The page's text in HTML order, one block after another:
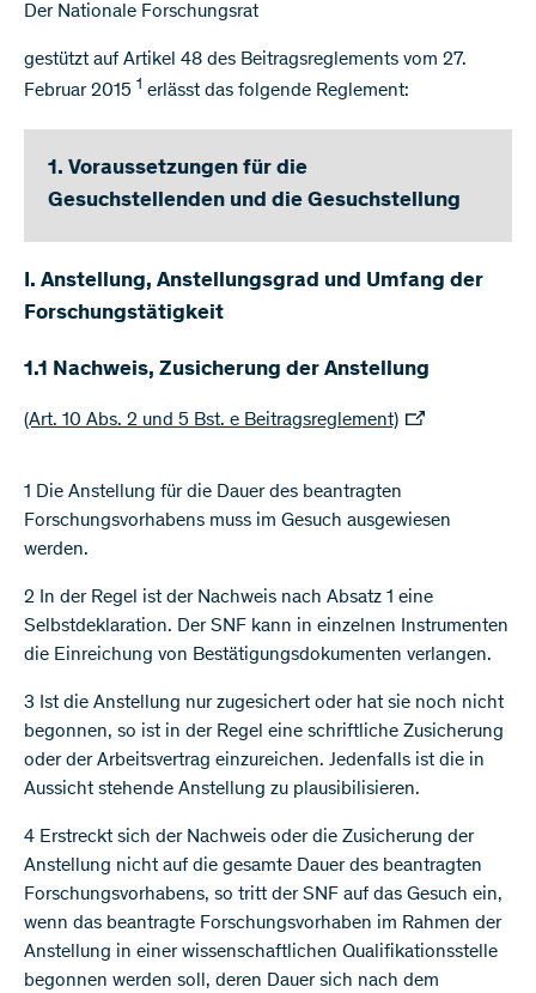
Der Nationale Forschungsrat
gestützt auf Artikel 48 des Beitragsreglements vom 27.
Februar 2015 1 erlässt das folgende Reglement:
1. Voraussetzungen für die
Gesuchstellenden und die Gesuchstellung
I. Anstellung, Anstellungsgrad und Umfang der
Forschungstätigkeit
1.1 Nachweis, Zusicherung der Anstellung
(Art. 10 Abs. 2 und 5 Bst. e Beitragsreglement)
1 Die Anstellung für die Dauer des beantragten
Forschungsvorhabens muss im Gesuch ausgewiesen
werden.
2 In der Regel ist der Nachweis nach Absatz 1 eine
Selbstdeklaration. Der SNF kann in einzelnen Instrumenten
die Einreichung von Bestätigungsdokumenten verlangen.
3 Ist die Anstellung nur zugesichert oder hat sie noch nicht
begonnen, so ist in der Regel eine schriftliche Zusicherung
oder der Arbeitsvertrag einzureichen. Jedenfalls ist die in
Aussicht stehende Anstellung zu plausibilisieren.
4 Erstreckt sich der Nachweis oder die Zusicherung der
Anstellung nicht auf die gesamte Dauer des beantragten
Forschungsvorhabens, so tritt der SNF auf das Gesuch ein,
wenn das beantragte Forschungsvorhaben im Rahmen der
Anstellung in einer wissenschaftlichen Qualifikationsstelle
begonnen werden soll, deren Dauer sich nach dem